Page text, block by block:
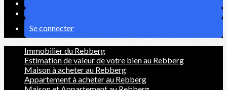
Se connecter
Immobilier du Rebberg
Estimation de valeur de votre bien au Rebberg
Maison à acheter au Rebberg
Appartement à acheter au Rebberg